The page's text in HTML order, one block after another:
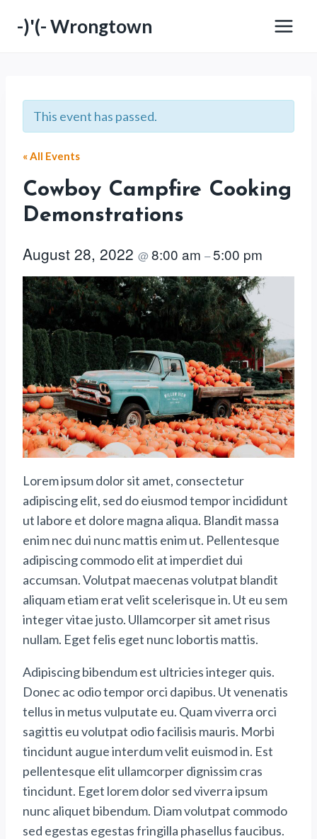
-)'(- Wrongtown
This event has passed.
« All Events
Cowboy Campfire Cooking
Demonstrations
August 28, 2022 @8:00 am –5:00 pm
Lorem ipsum dolor sit amet, consectetur
adipiscing elit, sed do eiusmod tempor incididunt
ut labore et dolore magna aliqua. Blandit massa
enim nec dui nunc mattis enim ut. Pellentesque
adipiscing commodo elit at imperdiet dui
accumsan. Volutpat maecenas volutpat blandit
aliquam etiam erat velit scelerisque in. Ut eu sem
integer vitae justo. Ullamcorper sit amet risus
nullam. Eget felis eget nunc lobortis mattis.
Adipiscing bibendum est ultricies integer quis.
Donec ac odio tempor orci dapibus. Ut venenatis
tellus in metus vulputate eu. Quam viverra orci
sagittis eu volutpat odio facilisis mauris. Morbi
tincidunt augue interdum velit euismod in. Est
pellentesque elit ullamcorper dignissim cras
tincidunt. Eget lorem dolor sed viverra ipsum
nunc aliquet bibendum. Diam volutpat commodo
sed egestas egestas fringilla phasellus faucibus.